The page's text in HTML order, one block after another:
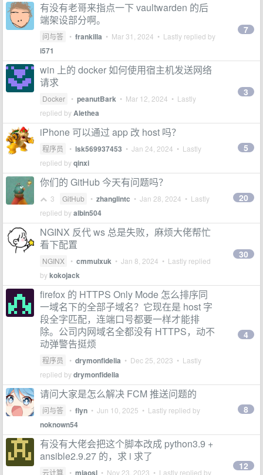
有没有老哥来指点一下 vaultwarden 的后
端架设部分啊。
问与答 • frankilla • Mar 31, 2024 • Lastly replied by
i571
7
win 上的 docker 如何使用宿主机发送网络
请求
Docker • peanutBark • Mar 12, 2024 • Lastly
replied byAlethea
3
iPhone 可以通过 app 改 host 吗？
程序员 • lsk569937453 • Jan 24, 2024 • Lastly
replied byqinxi
5
你们的 GitHub 今天有问题吗？
3 GitHub • zhanglintc • Jan 28, 2024 • Lastly
replied byalbin504
20
NGINX 反代 ws 总是失败，麻烦大佬帮忙
看下配置
NGINX • cmmulxuk • Jan 8, 2024 • Lastly replied
bykokojack
30
firefox 的 HTTPS Only Mode 怎么排序同
一域名下的全部子域名？它现在是 host 字
段全字匹配，连端口号都要一样才能排
除。公司内网域名全都没有 HTTPS，动不
动弹警告挺烦
程序员 • drymonfidelia • Dec 25, 2023 • Lastly
replied bydrymonfidelia
4
请问大家是怎么解决 FCM 推送问题的
问与答 • flyn • Jun 10, 2025 • Lastly replied by
noknown54
8
有没有大佬会把这个脚本改成 python3.9 +
ansible2.9.27 的，求 i 求了
云计算 • miaosl • Nov 23, 2023 • Lastly replied by
12